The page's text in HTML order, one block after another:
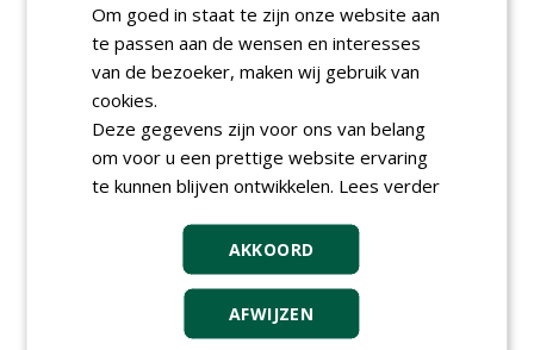
Adviseur openbaar groen,
sportvelden & golfbanen bij
27-07-2026, Sprang-Capelle
Accountmanager Nederland
bij Dabekausen
Projectcoördinator milieu en
saneringen JdB groep
30-06-2026, Hoofddorp
Werkvoorbereider /
Om goed in staat te zijn onze website aan
te passen aan de wensen en interesses
van de bezoeker, maken wij gebruik van
cookies.
Deze gegevens zijn voor ons van belang
om voor u een prettige website ervaring
te kunnen blijven ontwikkelen. Lees verder
AKKOORD
AFWIJZEN